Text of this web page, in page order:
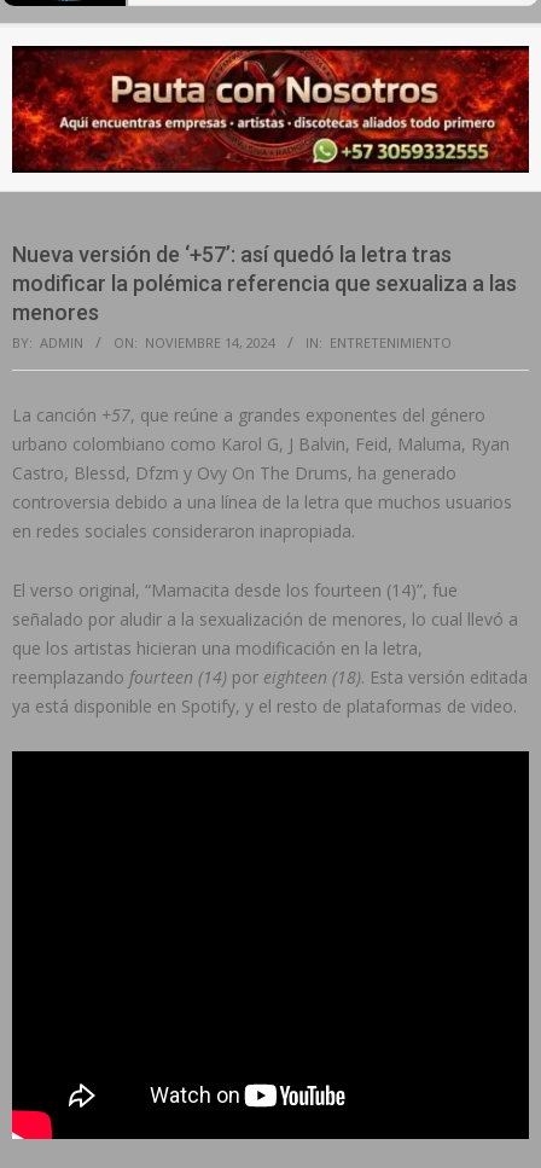
Navigation
Menu
Nueva versión de ‘+57’: así quedó la letra tras
modificar la polémica referencia que sexualiza a las
menores
BY: ADMIN ON: NOVIEMBRE 14, 2024 IN: ENTRETENIMIENTO
La canción +57, que reúne a grandes exponentes del género
urbano colombiano como Karol G, J Balvin, Feid, Maluma, Ryan
Castro, Blessd, Dfzm y Ovy On The Drums, ha generado
controversia debido a una línea de la letra que muchos usuarios
en redes sociales consideraron inapropiada.
El verso original, “Mamacita desde los fourteen (14)”, fue
señalado por aludir a la sexualización de menores, lo cual llevó a
que los artistas hicieran una modificación en la letra,
reemplazando fourteen (14) por eighteen (18). Esta versión editada
ya está disponible en Spotify, y el resto de plataformas de video.